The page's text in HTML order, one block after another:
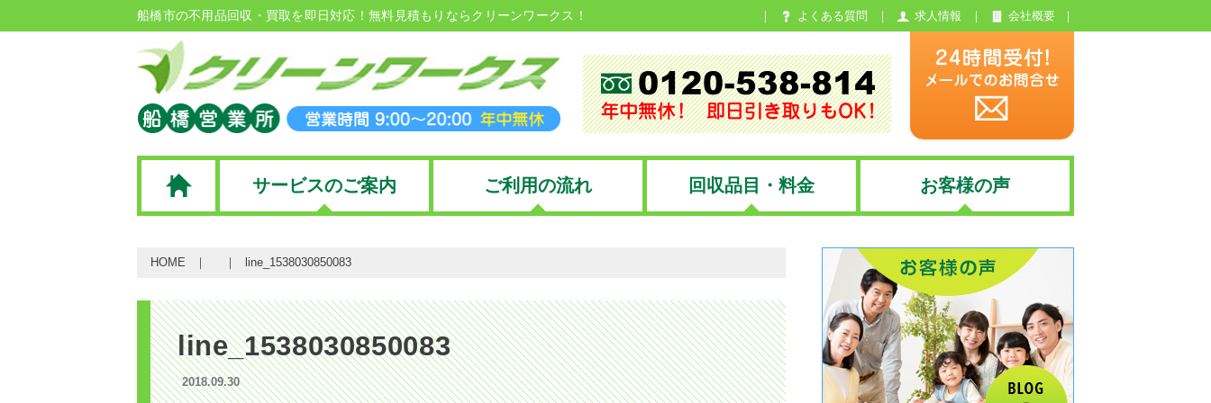
船橋市の不用品回収・買取を即日対応！無料見積もりならクリーンワークス！ よくある質問 求人情報 会社概要
サービスのご案内 ご利用の流れ 回収品目・料金 お客様の声
HOME line_1538030850083
line_1538030850083
2018.09.30